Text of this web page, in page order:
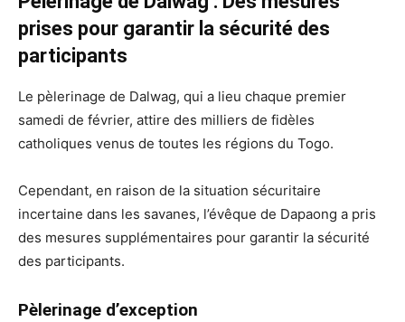
prises pour garantir la sécurité des
participants
Le pèlerinage de Dalwag, qui a lieu chaque premier
samedi de février, attire des milliers de fidèles
catholiques venus de toutes les régions du Togo.
Cependant, en raison de la situation sécuritaire
incertaine dans les savanes, l’évêque de Dapaong a pris
des mesures supplémentaires pour garantir la sécurité
des participants.
Pèlerinage d’exception